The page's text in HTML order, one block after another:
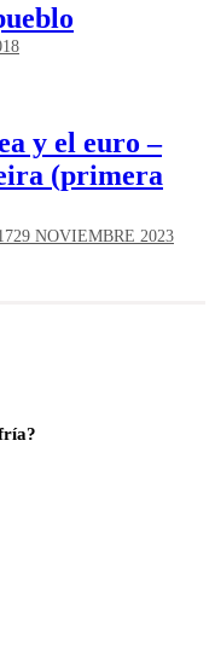
y el euro –
(primera
29 NOVIEMBRE 2023